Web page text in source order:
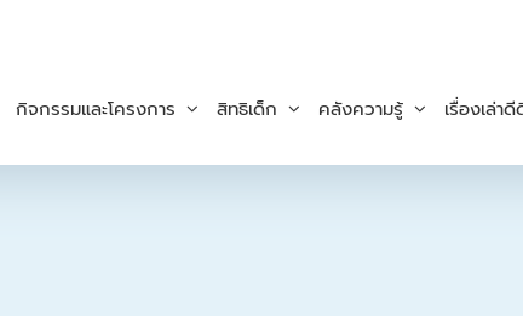
กิจกรรมและโครงการ สิทธิเด็ก คลังความรู้ เรื่องเล่า